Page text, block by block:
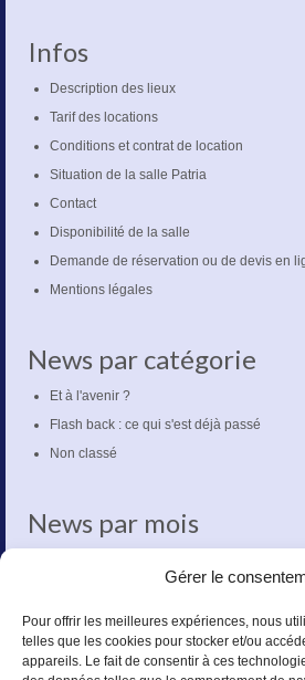
Gérer le
Pour offrir les meilleures expériences, nous
telles que les cookies pour stocker et/ou
appareils. Le fait de consentir à ces
Infos
Description des lieux
Tarif des locations
Conditions et contrat de location
Situation de la salle Patria
Contact
Disponibilité de la salle
Demande de réservation ou de devis en
Mentions légales
News par catégorie
Et à l'avenir ?
Flash back : ce qui s'est déjà passé
Non classé
News par mois
mai 2018
novembre 2017
octobre 2017